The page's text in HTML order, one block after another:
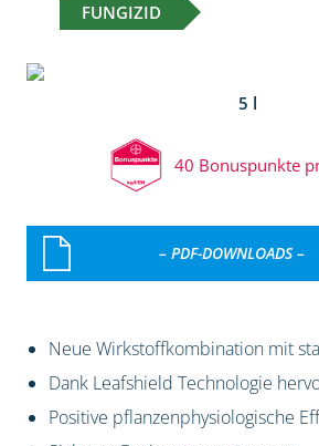
FUNGIZID
5 l
40 Bonuspunkte
– PDF-DOWNLOADS –
Neue Wirkstoffkombination mit
Dank Leafshield Technologie
Positive pflanzenphysiologische